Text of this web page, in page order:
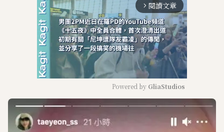
arrow_forward_ios 閱讀文章
M
Powered by GliaStudios